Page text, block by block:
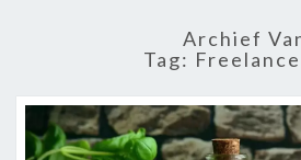
Archief
Tag: